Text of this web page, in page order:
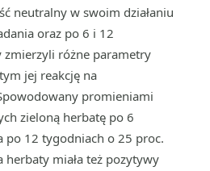
neutralny w swoim działaniu
oraz po 6 i 12
różne parametry
jej reakcję na
promieniami
zieloną herbatę po 6
po 12 tygodniach o 25 proc.
herbaty miała też pozytywy